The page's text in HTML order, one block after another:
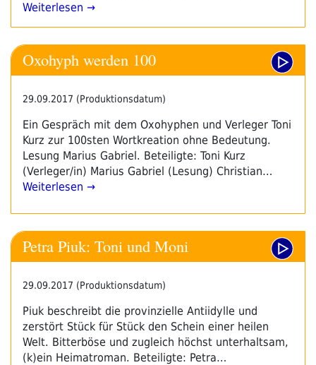
Weiterlesen →
Oxohyph werden 100
29.09.2017 (Produktionsdatum)
Ein Gespräch mit dem Oxohyphen und Verleger Toni
Kurz zur 100sten Wortkreation ohne Bedeutung.
Lesung Marius Gabriel. Beteiligte: Toni Kurz
(Verleger/in) Marius Gabriel (Lesung) Christian…
Weiterlesen →
Petra Piuk: Toni und Moni
29.09.2017 (Produktionsdatum)
Piuk beschreibt die provinzielle Antiidylle und
zerstört Stück für Stück den Schein einer heilen
Welt. Bitterböse und zugleich höchst unterhaltsam,
(k)ein Heimatroman. Beteiligte: Petra…